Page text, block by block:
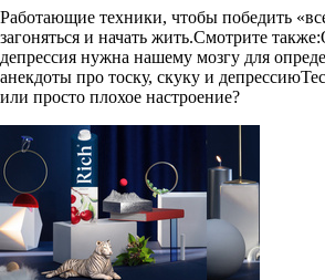
Работающие техники, чтобы победить
загоняться и начать жить.Смотрите
депрессия нужна нашему мозгу для
анекдоты про тоску, скуку и
или просто плохое настроение?